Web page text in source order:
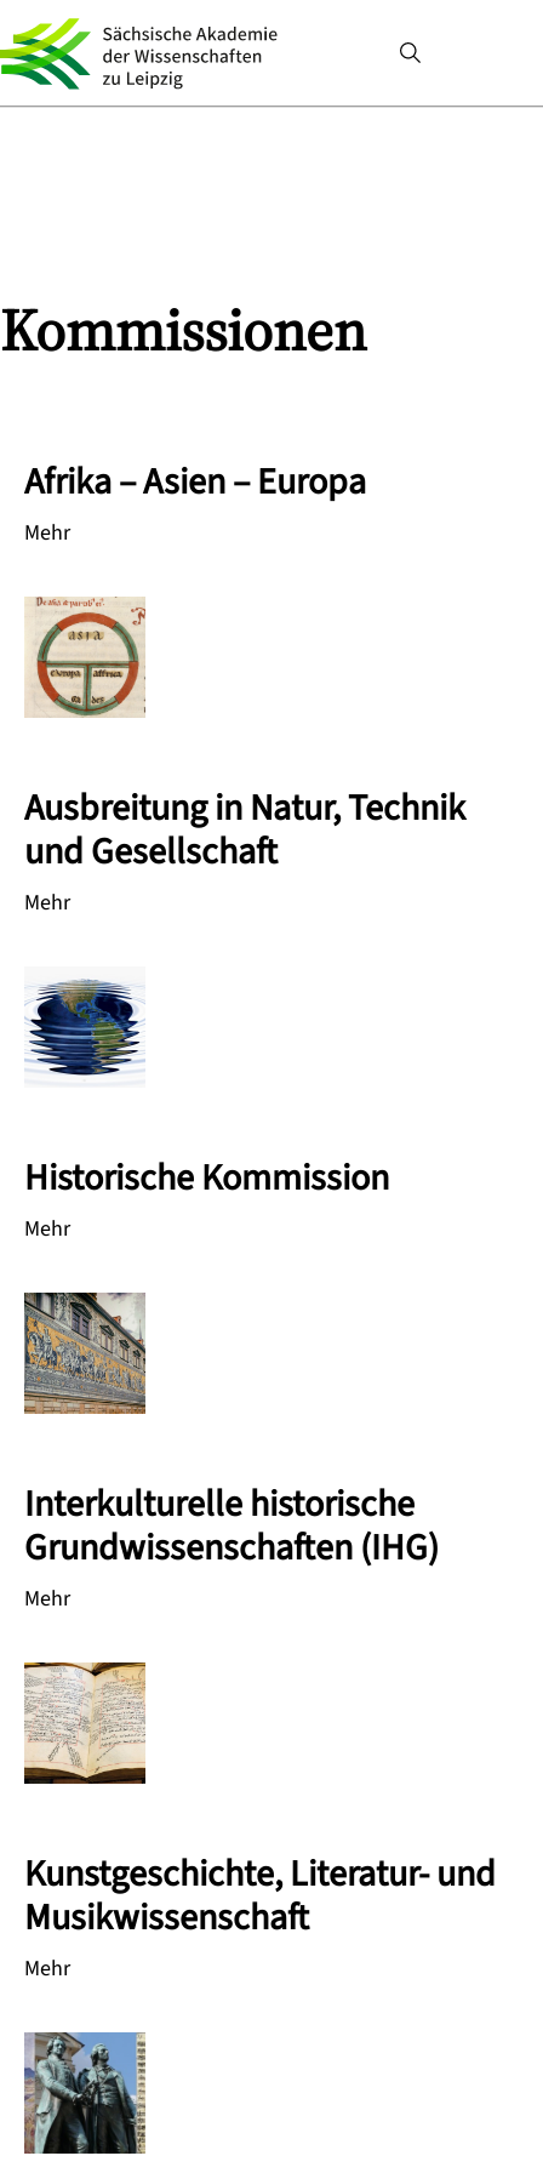
Kommissionen
Afrika – Asien – Europa
Mehr
Ausbreitung in Natur, Technik
und Gesellschaft
Mehr
Historische Kommission
Mehr
Interkulturelle historische
Grundwissenschaften (IHG)
Mehr
Kunstgeschichte, Literatur- und
Musikwissenschaft
Mehr